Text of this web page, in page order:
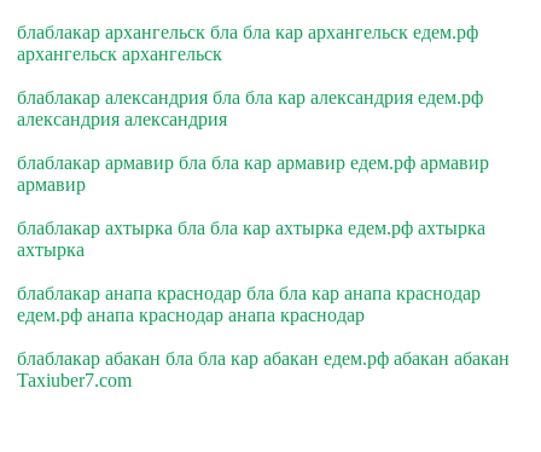
блаблакар архангельск бла бла кар архангельск едем.рф
архангельск архангельск
блаблакар александрия бла бла кар александрия едем.рф
александрия александрия
блаблакар армавир бла бла кар армавир едем.рф армавир
армавир
блаблакар ахтырка бла бла кар ахтырка едем.рф ахтырка
ахтырка
блаблакар анапа краснодар бла бла кар анапа краснодар
едем.рф анапа краснодар анапа краснодар
блаблакар абакан бла бла кар абакан едем.рф абакан абакан
Taxiuber7.com